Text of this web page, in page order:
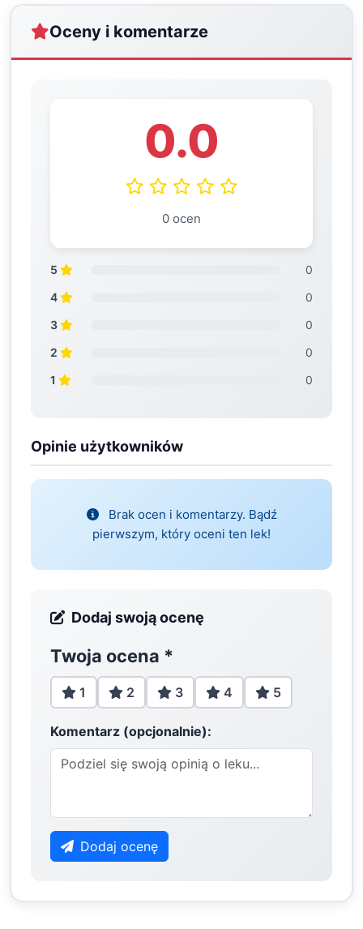
Oceny i komentarze
0.0
0 ocen
5
0
4
0
3
0
2
0
1
0
Opinie użytkowników
Brak ocen i komentarzy. Bądź
pierwszym, który oceni ten lek!
Dodaj swoją ocenę
Twoja ocena *
1 2 3 4 5
Komentarz (opcjonalnie):
Dodaj ocenę